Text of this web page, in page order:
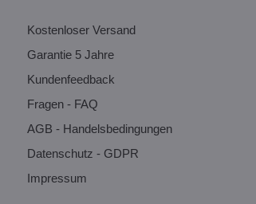
Kostenloser Versand
Garantie 5 Jahre
Kundenfeedback
Fragen - FAQ
AGB - Handelsbedingungen
Datenschutz - GDPR
Impressum